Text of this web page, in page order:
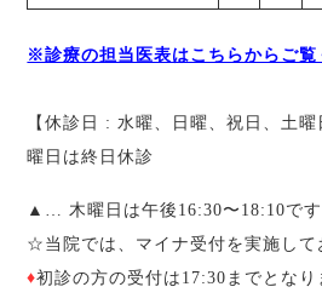
※診療の担当医表はこちらからご覧
【休診日 : 水曜、日曜、祝日、土
曜日は終日休診
▲ … 木曜日は午後16:30〜18:10です
☆ 当院では、マイナ受付を実施して
♦︎初診の方の受付は17:30までとなり